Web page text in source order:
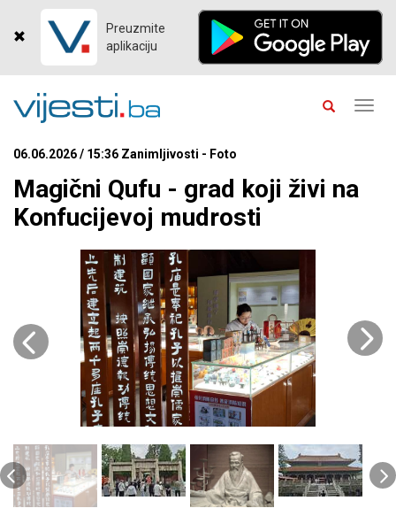
Preuzmite
aplikaciju
06.06.2026 / 15:36 Zanimljivosti - Foto
Magični Qufu - grad koji živi na
Konfucijevoj mudrosti